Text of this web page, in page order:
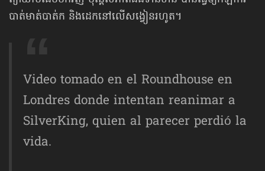
បាត់មាត់បាត់ក និងដេកនៅលើសង្វៀនរហូត។
Video tomado en el Roundhouse en
Londres donde intentan reanimar a
SilverKing, quien al parecer perdió la
vida.